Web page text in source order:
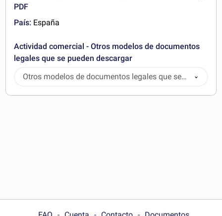
PDF
País: España
Actividad comercial - Otros modelos de documentos
legales que se pueden descargar
Otros modelos de documentos legales que se
pueden descargar